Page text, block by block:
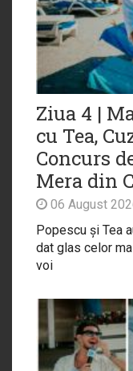
Ziua 4 |
cu Tea,
Concurs
Mera din
06 August
Popescu și Tea
dat glas celor
voi